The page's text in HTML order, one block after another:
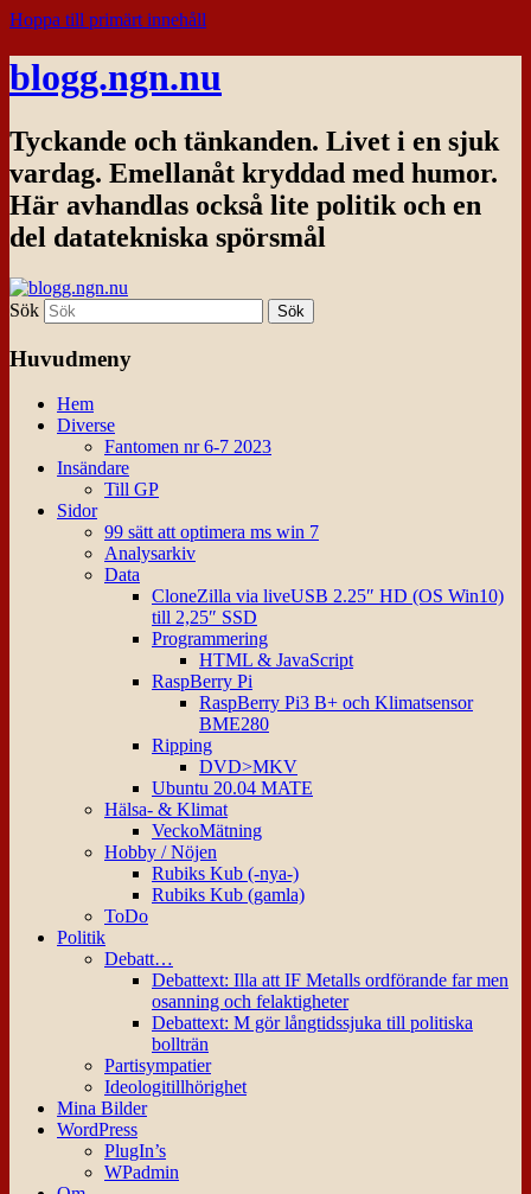
Hoppa till primärt innehåll
blogg.ngn.nu
Tyckande och tänkanden. Livet i en sjuk
vardag. Emellanåt kryddad med humor.
Här avhandlas också lite politik och en
del datatekniska spörsmål
Sök
Huvudmeny
Hem
Diverse
Fantomen nr 6-7 2023
Insändare
Till GP
Sidor
99 sätt att optimera ms win 7
Analysarkiv
Data
CloneZilla via liveUSB 2.25″ HD (OS Win10)
till 2,25″ SSD
Programmering
HTML & JavaScript
RaspBerry Pi
RaspBerry Pi3 B+ och Klimatsensor
BME280
Ripping
DVD>MKV
Ubuntu 20.04 MATE
Hälsa- & Klimat
VeckoMätning
Hobby / Nöjen
Rubiks Kub (-nya-)
Rubiks Kub (gamla)
ToDo
Politik
Debatt…
Debattext: Illa att IF Metalls ordförande far men
osanning och felaktigheter
Debattext: M gör långtidssjuka till politiska
bollträn
Partisympatier
Ideologitillhörighet
Mina Bilder
WordPress
PlugIn’s
WPadmin